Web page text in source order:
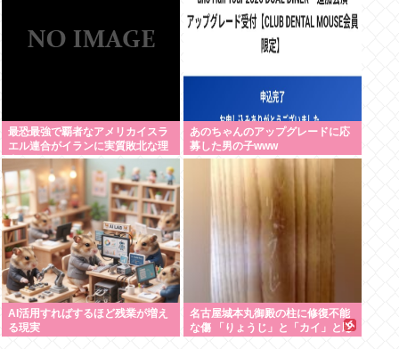
最恐最強で覇者なアメリカイスラ
エル連合がイランに実質敗北な理
由、分からない
あのちゃんのアップグレードに応
募した男の子www
AI活用すればするほど残業が増え
る現実
名古屋城本丸御殿の柱に修復不能
な傷 「りょうじ」と「カイ」と彫